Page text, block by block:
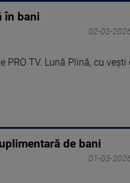
în bani
02-03-
PRO TV. Lună Plină, cu vești
de bani
01-03-